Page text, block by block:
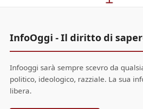
InfoOggi - Il diritto di
Infooggi sarà sempre scevro da
politico, ideologico, razziale. La sua
libera.